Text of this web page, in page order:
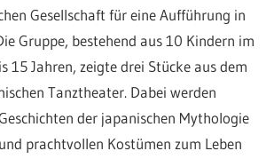
Gesellschaft für eine Aufführung in
Gruppe, bestehend aus 10 Kindern im
15 Jahren, zeigte drei Stücke aus dem
Tanztheater. Dabei werden
der japanischen Mythologie
prachtvollen Kostümen zum Leben